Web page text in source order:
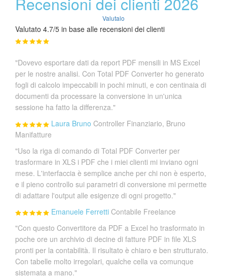
Valutalo
Valutato 4.7/5 in base alle recensioni dei clienti
"Dovevo esportare dati da report PDF mensili in MS Excel
per le nostre analisi. Con Total PDF Converter ho generato
fogli di calcolo impeccabili in pochi minuti, e con centinaia di
documenti da processare la conversione in un'unica
sessione ha fatto la differenza."
Laura Bruno Controller Finanziario, Bruno
Manifatture
"Uso la riga di comando di Total PDF Converter per
trasformare in XLS i PDF che i miei clienti mi inviano ogni
mese. L'interfaccia è semplice anche per chi non è esperto,
e il pieno controllo sui parametri di conversione mi permette
di adattare l'output alle esigenze di ogni progetto."
Emanuele Ferretti Contabile Freelance
"Con questo Convertitore da PDF a Excel ho trasformato in
poche ore un archivio di decine di fatture PDF in file XLS
pronti per la contabilità. Il risultato è chiaro e ben strutturato.
Con tabelle molto irregolari, qualche cella va comunque
sistemata a mano."